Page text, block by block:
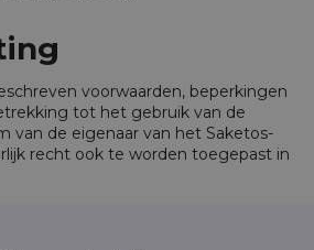
voorwaarden, beperkingen
tot het gebruik van de
van de eigenaar van het Saketos-
recht ook te worden toegepast in